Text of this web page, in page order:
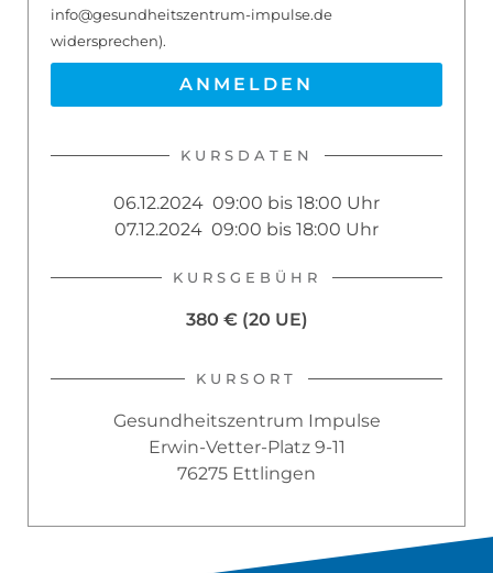
info@gesundheitszentrum-impulse.de
widersprechen).
ANMELDEN
KURSDATEN
06.12.2024 09:00 bis 18:00 Uhr
07.12.2024 09:00 bis 18:00 Uhr
KURSGEBÜHR
380 € (20 UE)
KURSORT
Gesundheitszentrum Impulse
Erwin-Vetter-Platz 9-11
76275 Ettlingen